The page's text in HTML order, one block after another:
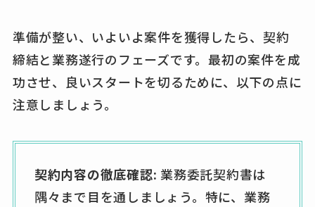
準備が整い、いよいよ案件を獲得したら、契約
締結と業務遂行のフェーズです。最初の案件を成
功させ、良いスタートを切るために、以下の点に
注意しましょう。
契約内容の徹底確認: 業務委託契約書は
隅々まで目を通しましょう。特に、業務